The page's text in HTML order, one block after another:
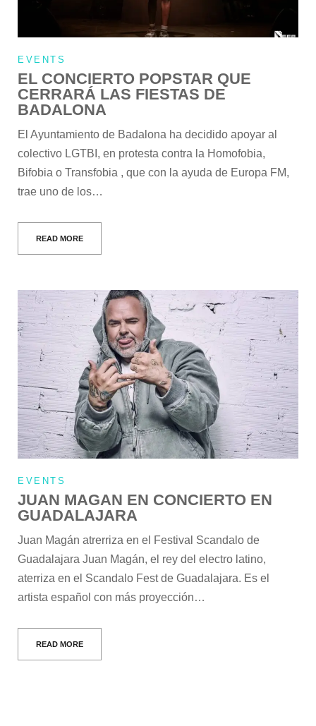
EVENTS
EL CONCIERTO POPSTAR QUE
CERRARÁ LAS FIESTAS DE
BADALONA
El Ayuntamiento de Badalona ha decidido apoyar al
colectivo LGTBI, en protesta contra la Homofobia,
Bifobia o Transfobia , que con la ayuda de Europa FM,
trae uno de los…
READ MORE
EVENTS
JUAN MAGAN EN CONCIERTO EN
GUADALAJARA
Juan Magán atrerriza en el Festival Scandalo de
Guadalajara Juan Magán, el rey del electro latino,
aterriza en el Scandalo Fest de Guadalajara. Es el
artista español con más proyección…
READ MORE